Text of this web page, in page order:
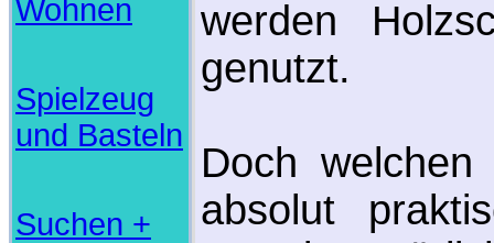
Wohnen
Spielzeug
und Basteln
Suchen +
werden
genutzt.
Doch
absolut